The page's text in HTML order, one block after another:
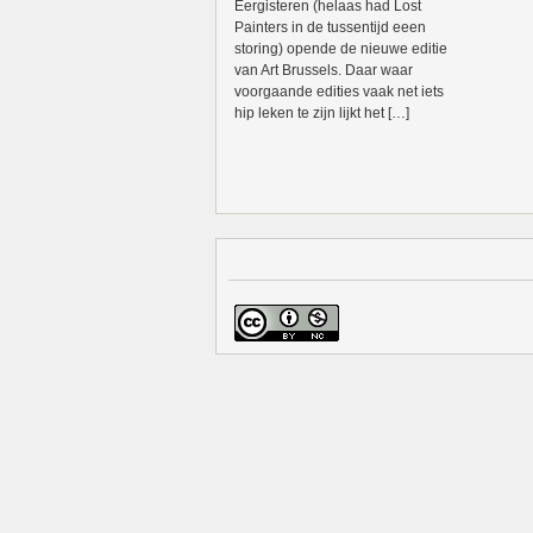
Eergisteren (helaas had Lost
Painters in de tussentijd eeen
storing) opende de nieuwe editie
van Art Brussels. Daar waar
voorgaande edities vaak net iets
hip leken te zijn lijkt het […]